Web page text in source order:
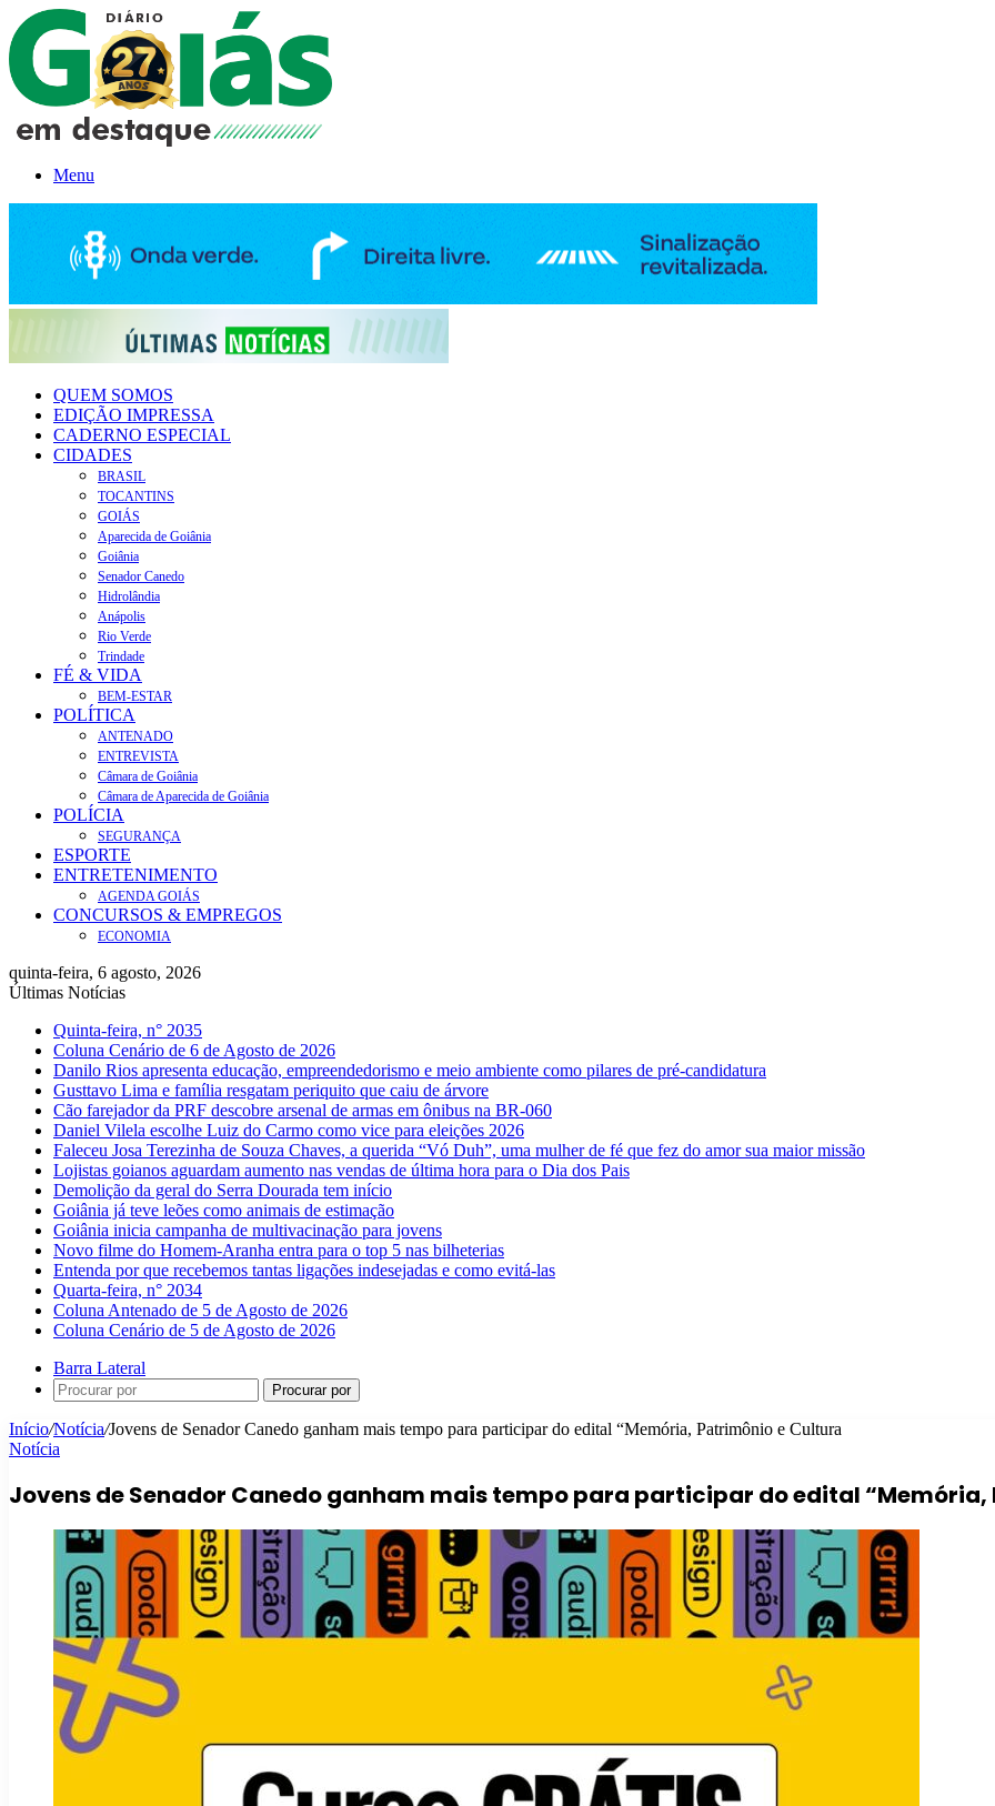
Menu
QUEM SOMOS
EDIÇÃO IMPRESSA
CADERNO ESPECIAL
CIDADES
BRASIL
TOCANTINS
GOIÁS
Aparecida de Goiânia
Goiânia
Senador Canedo
Hidrolândia
Anápolis
Rio Verde
Trindade
FÉ & VIDA
BEM-ESTAR
POLÍTICA
ANTENADO
ENTREVISTA
Câmara de Goiânia
Câmara de Aparecida de Goiânia
POLÍCIA
SEGURANÇA
ESPORTE
ENTRETENIMENTO
AGENDA GOIÁS
CONCURSOS & EMPREGOS
ECONOMIA
quinta-feira, 6 agosto, 2026
Últimas Notícias
Quinta-feira, n° 2035
Coluna Cenário de 6 de Agosto de 2026
Danilo Rios apresenta educação, empreendedorismo e meio ambiente como pilares de pré-candidatura
Gusttavo Lima e família resgatam periquito que caiu de árvore
Cão farejador da PRF descobre arsenal de armas em ônibus na BR-060
Daniel Vilela escolhe Luiz do Carmo como vice para eleições 2026
Faleceu Josa Terezinha de Souza Chaves, a querida “Vó Duh”, uma mulher de fé que fez do amor sua maior missão
Lojistas goianos aguardam aumento nas vendas de última hora para o Dia dos Pais
Demolição da geral do Serra Dourada tem início
Goiânia já teve leões como animais de estimação
Goiânia inicia campanha de multivacinação para jovens
Novo filme do Homem-Aranha entra para o top 5 nas bilheterias
Entenda por que recebemos tantas ligações indesejadas e como evitá-las
Quarta-feira, n° 2034
Coluna Antenado de 5 de Agosto de 2026
Coluna Cenário de 5 de Agosto de 2026
Barra Lateral
Procurar por
Início/Notícia/Jovens de Senador Canedo ganham mais tempo para participar do edital “Memória, Patrimônio e Cultura
Notícia
Jovens de Senador Canedo ganham mais tempo para participar do edital